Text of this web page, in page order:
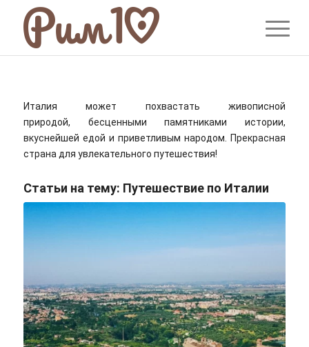
Италия может похвастать живописной
природой, бесценными памятниками истории,
вкуснейшей едой и приветливым народом. Прекрасная
страна для увлекательного путешествия!
Статьи на тему: Путешествие по Италии